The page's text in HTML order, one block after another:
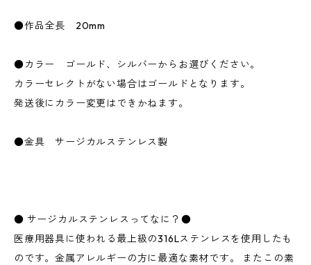
●作品全長 20mm
●カラー ゴールド、シルバーからお選びください。
カラーセレクトがない場合はゴールドとなります。
発送後にカラー変更はできかねます。
●金具 サージカルステンレス製
● サージカルステンレスってなに？●
医療用器具に使われる最上級の316Lステンレスを使用したも
のです。金属アレルギーの方に最適な素材です。 またこの素